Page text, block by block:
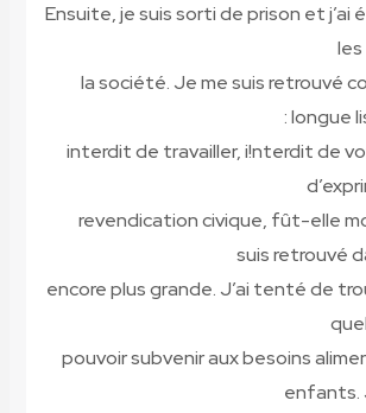
Ensuite, je suis sorti de prison et j’ai
la société. Je me suis retrouvé
longue
interdit de travailler, i!nterdit de
revendication civique, fût-elle
suis retrouvé
encore plus grande. J’ai tenté de
pouvoir subvenir aux besoins
enfants.